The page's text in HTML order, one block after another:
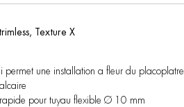
Texture X
permet une installation a fleur du placoplatre
pour tuyau flexible Ø 10 mm